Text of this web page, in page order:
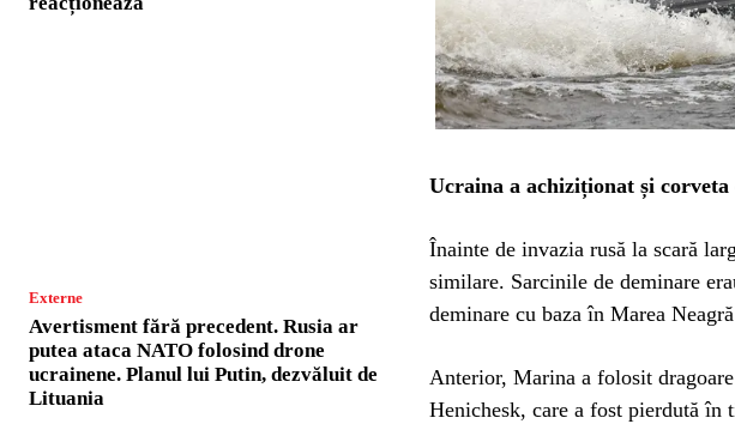
Externe
Avertisment fără precedent. Rusia ar
putea ataca NATO folosind drone
ucrainene. Planul lui Putin, dezvăluit de
Lituania
Ucraina a achiziționat și
Înainte de invazia rusă la scară
similare. Sarcinile de deminare
deminare cu baza în Marea
Anterior, Marina a folosit
Henichesk, care a fost pierdută